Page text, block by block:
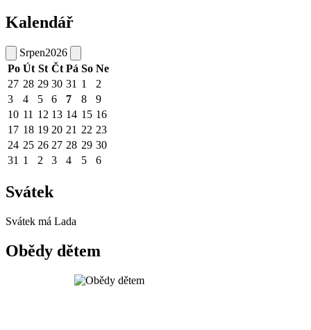
Kalendář
Srpen2026
Po Út St Čt Pá So Ne
27 28 29 30 31 1
2
3
4 5 6 7 8
9
10 11 12 13 14 15 16
17 18 19 20 21 22 23
24 25 26 27 28 29 30
31 1 2 3 4 5 6
Svátek
Svátek má Lada
Obědy dětem